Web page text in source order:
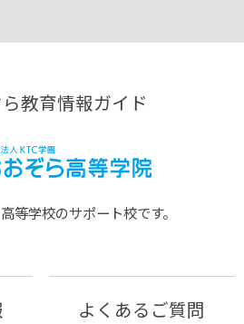
教育情報ガイド
等学校のサポート校です。
よくあるご質問